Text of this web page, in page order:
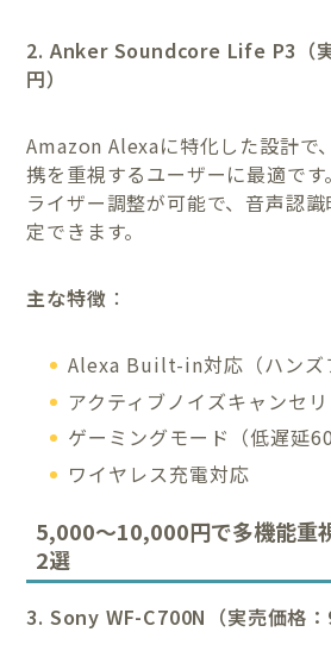
2. Anker Soundcore Life P3（
円）
Amazon Alexaに特化した設計で
携を重視するユーザーに最適で
ライザー調整が可能で、音声認
定できます。
主な特徴 ：
Alexa Built-in対応（ハンズ
アクティブノイズキャンセ
ゲーミングモード（低遅延
ワイヤレス充電対応
5,000〜10,000円で多機能重
2選
3. Sony WF-C700N（実売価格：